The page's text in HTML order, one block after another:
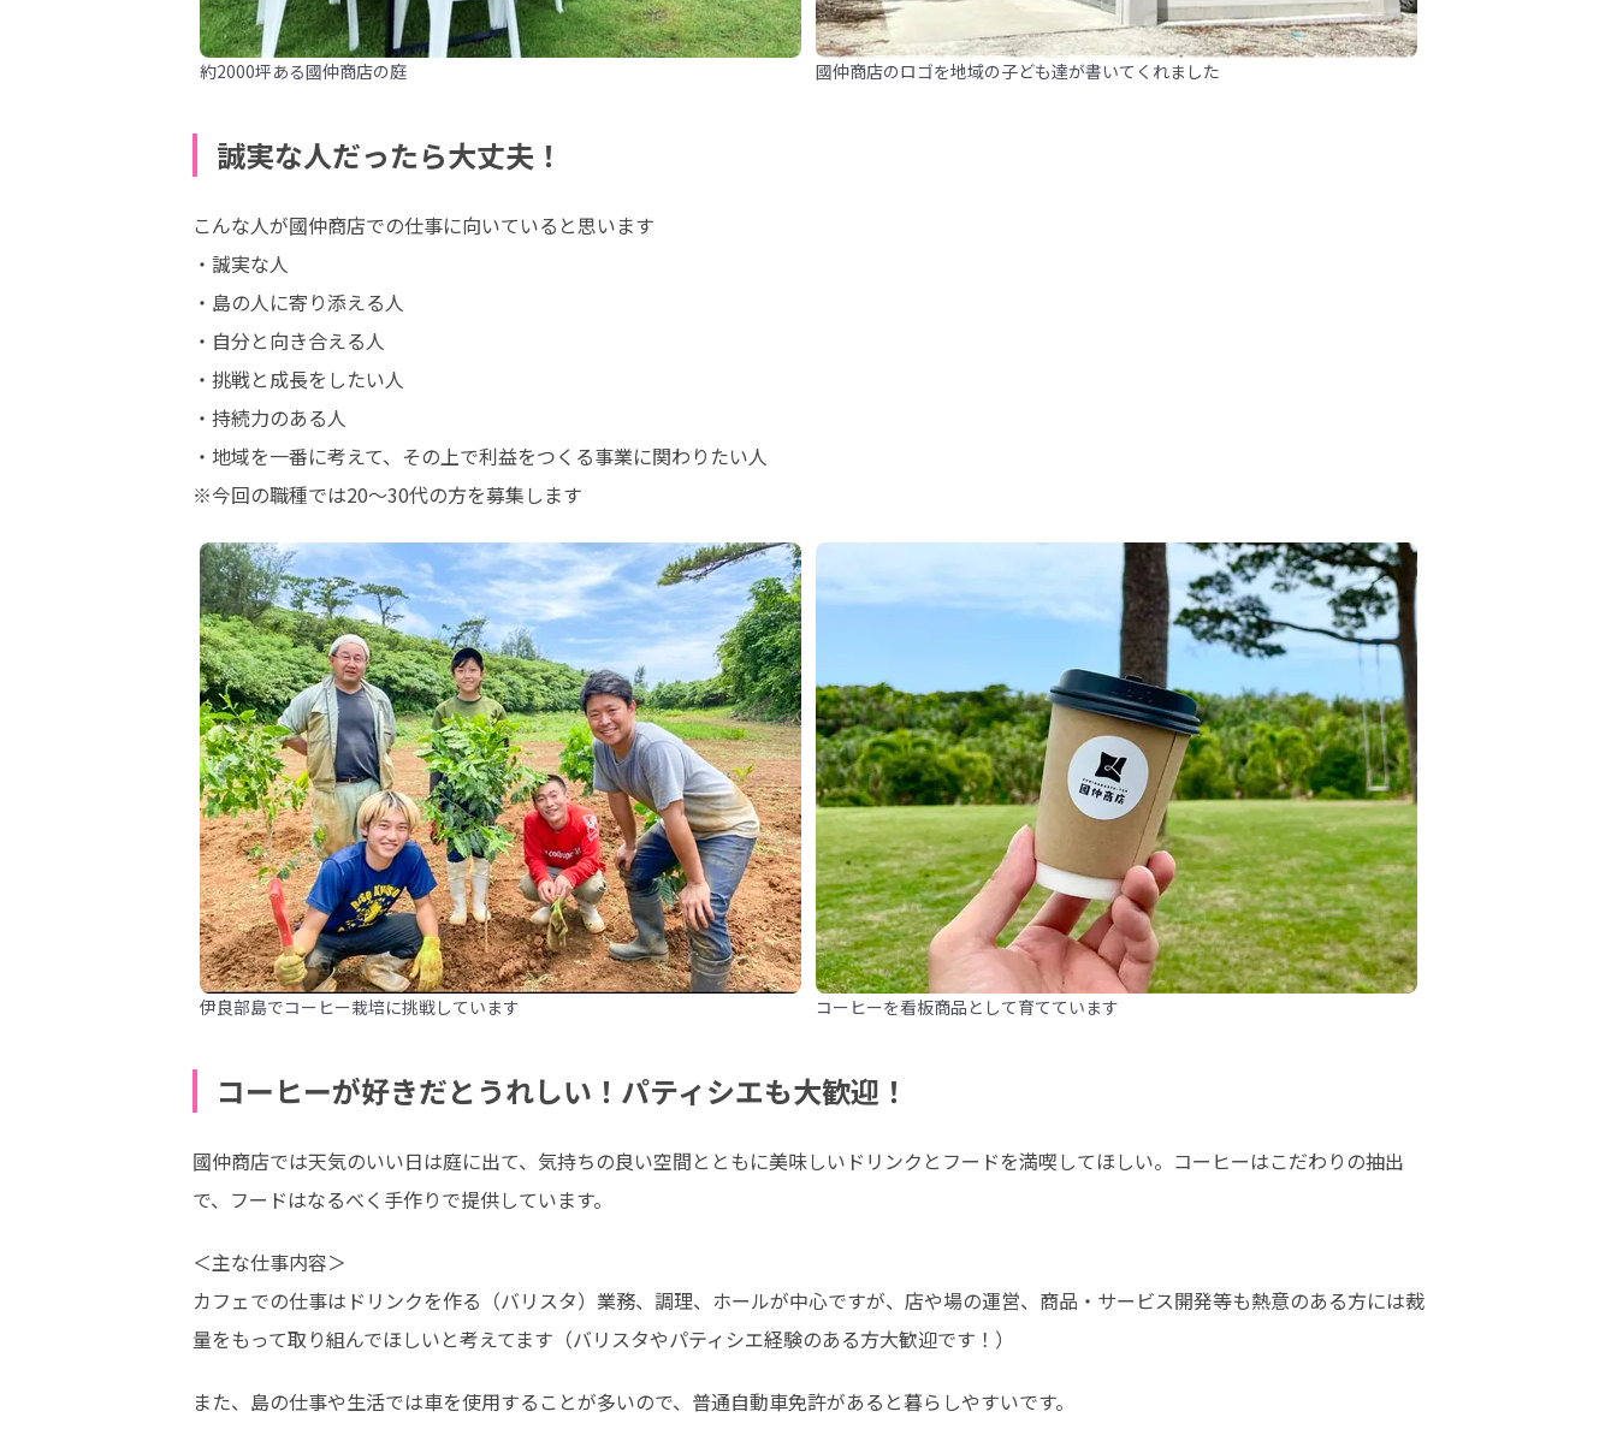
約2000坪ある國仲商店の庭 國仲商店のロゴを地域の子ども達が書いてくれました
誠実な人だったら大丈夫！
こんな人が國仲商店での仕事に向いていると思います
・誠実な人
・島の人に寄り添える人
・自分と向き合える人
・挑戦と成長をしたい人
・持続力のある人
・地域を一番に考えて、その上で利益をつくる事業に関わりたい人
※今回の職種では20～30代の方を募集します
伊良部島でコーヒー栽培に挑戦しています コーヒーを看板商品として育てています
コーヒーが好きだとうれしい！パティシエも大歓迎！
國仲商店では天気のいい日は庭に出て、気持ちの良い空間とともに美味しいドリンクとフードを満喫してほしい。コーヒーはこだわりの抽出
で、フードはなるべく手作りで提供しています。
＜主な仕事内容＞
カフェでの仕事はドリンクを作る（バリスタ）業務、調理、ホールが中心ですが、店や場の運営、商品・サービス開発等も熱意のある方には裁
量をもって取り組んでほしいと考えてます（バリスタやパティシエ経験のある方大歓迎です！）
また、島の仕事や生活では車を使用することが多いので、普通自動車免許があると暮らしやすいです。